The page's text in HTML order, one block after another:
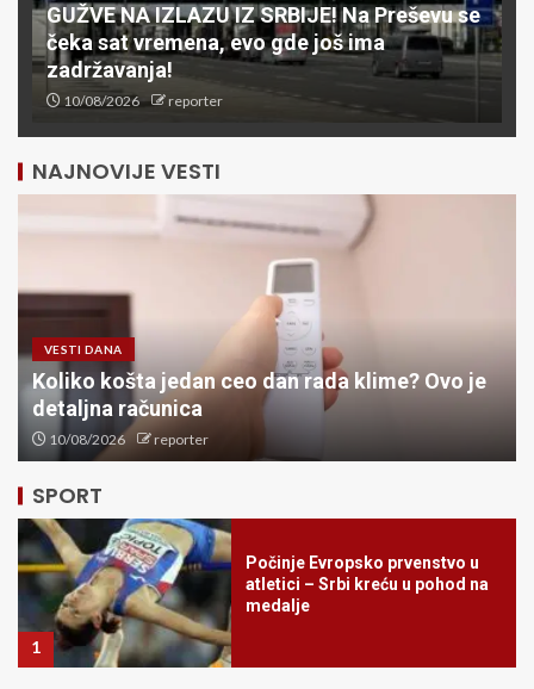
GUŽVE NA IZLAZU IZ SRBIJE! Na Preševu se
čeka sat vremena, evo gde još ima
zadržavanja!
10/08/2026 reporter
NAJNOVIJE VESTI
VESTI DANA
Koliko košta jedan ceo dan rada klime? Ovo je
detaljna računica
10/08/2026 reporter
SPORT
ODLAZAK LEGENDE: Preminuo
Don Nelson, čovek koji je
obeležio istoriju NBA lige i
prstena
1
Počinje Evropsko prvenstvo u
atletici – Srbi kreću u pohod na
medalje